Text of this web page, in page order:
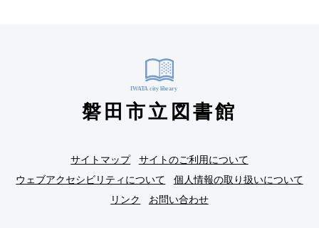
磐田市立図書館
サイトマップ
サイトのご利用について
ウェブアクセシビリティについて
個人情報の取り扱いについて
リンク
お問い合わせ